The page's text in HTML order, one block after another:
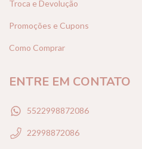
Troca e Devolução
Promoções e Cupons
Como Comprar
ENTRE EM CONTATO
5522998872086
22998872086